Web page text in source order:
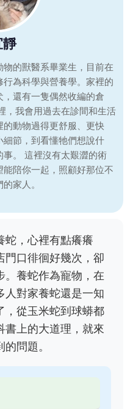
靜
的獸醫系畢業生，目前在
為科學與營養學。家裡的
還有一隻偶然收編的倉
，我會用過去在診間和生活
動物過得更舒服、更快
節，到看懂牠們想說什
。 這裡沒有太艱澀的術
陪你一起，照顧好那位不
家人。
蛇，心裡有點癢癢
門口徘徊好幾次，卻
。養蛇作為寵物，在
人對家養蛇還是一知
，從玉米蛇到球蟒都
書上的大道理，就來
問題。